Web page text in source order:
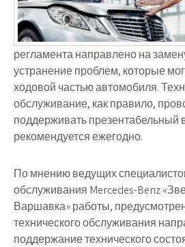
регламента направлено на
устранение проблем, которые
ходовой частью автомобиля.
обслуживание, как правило,
поддерживать презентабельный
рекомендуется ежегодно.
По мнению ведущих
обслуживания Mercedes-Benz
Варшавка» работы,
технического обслуживания
поддержание технического